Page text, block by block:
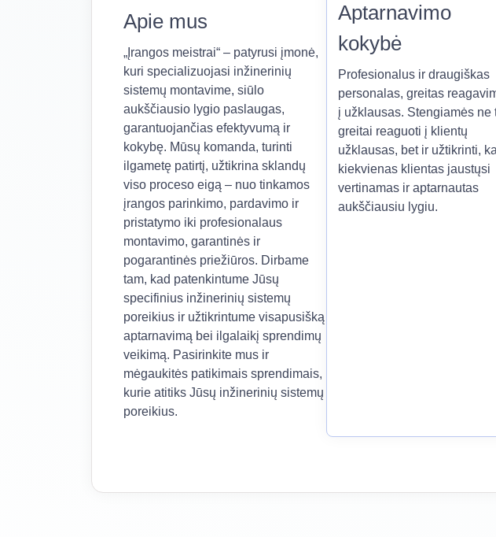
Apie mus
„Įrangos meistrai“ – patyrusi įmonė,
kuri specializuojasi inžinerinių
sistemų montavime, siūlo
aukščiausio lygio paslaugas,
garantuojančias efektyvumą ir
kokybę. Mūsų komanda, turinti
ilgametę patirtį, užtikrina sklandų
viso proceso eigą – nuo tinkamos
įrangos parinkimo, pardavimo ir
pristatymo iki profesionalaus
montavimo, garantinės ir
pogarantinės priežiūros. Dirbame
tam, kad patenkintume Jūsų
specifinius inžinerinių sistemų
poreikius ir užtikrintume visapusišką
aptarnavimą bei ilgalaikį sprendimų
veikimą. Pasirinkite mus ir
mėgaukitės patikimais sprendimais,
kurie atitiks Jūsų inžinerinių sistemų
poreikius.
Aptarnavimo
kokybė
Profesionalus ir draugiškas
personalas, greitas
į užklausas. Stengiamės ne
greitai reaguoti į klientų
užklausas, bet ir užtikrinti,
kiekvienas klientas jaustųsi
vertinamas ir aptarnautas
aukščiausiu lygiu.